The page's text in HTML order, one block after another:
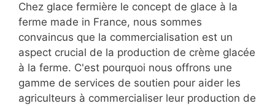
Chez glace fermière le concept de glace à la
ferme made in France, nous sommes
convaincus que la commercialisation est un
aspect crucial de la production de crème glacée
à la ferme. C'est pourquoi nous offrons une
gamme de services de soutien pour aider les
agriculteurs à commercialiser leur production de